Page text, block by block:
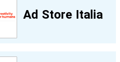
Ad Store Italia